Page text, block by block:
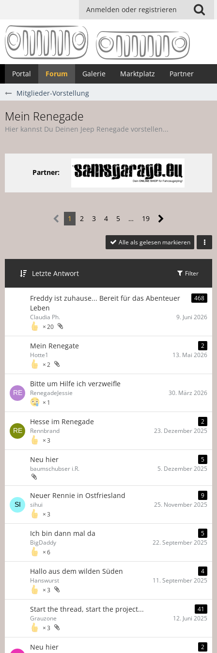
Anmelden oder registrieren
Portal Forum Galerie Marktplatz Partner
Mitglieder-Vorstellung
Mein Renegade
Hier kannst Du Deinen Jeep Renegade vorstellen...
Partner:
1 2 3 4 5 … 19
Alle als gelesen markieren
Letzte Antwort Filter
Freddy ist zuhause... Bereit für das Abenteuer
Leben
468
20
Claudia Ph. 9. Juni 2026
Mein Renegate 2
2
Hotte1 13. Mai 2026
Bitte um Hilfe ich verzweifle
1
RenegadeJessie 30. März 2026
Hesse im Renegade 2
3
Rennbrand 23. Dezember 2025
Neu hier
5
baumschubser i.R.
5. Dezember 2025
Neuer Rennie in Ostfriesland 9
3
sihui 25. November 2025
Ich bin dann mal da 5
6
BigDaddy 22. September 2025
Hallo aus dem wilden Süden 4
3
Hanswurst 11. September 2025
Start the thread, start the project... 41
3
Grauzone 12. Juni 2025
Neu hier
2